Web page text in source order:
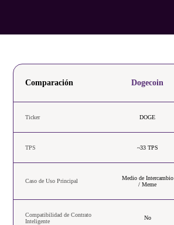
Comparación Dogecoin
Ticker DOGE
TPS ~33 TPS
Caso de Uso Principal
Medio de Intercambio
/ Meme
Compatibilidad de Contrato
Inteligente
No